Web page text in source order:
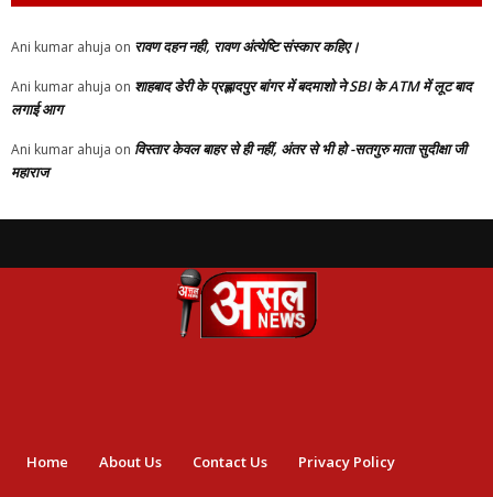
Ani kumar ahuja on रावण दहन नही, रावण अंत्येष्टि संस्कार कहिए।
Ani kumar ahuja on शाहबाद डेरी के प्रह्लादपुर बांगर में बदमाशो ने SBI के ATM में लूट बाद
लगाई आग
Ani kumar ahuja on विस्तार केवल बाहर से ही नहीं, अंतर से भी हो -सतगुरु माता सुदीक्षा जी
महाराज
Home About Us Contact Us Privacy Policy